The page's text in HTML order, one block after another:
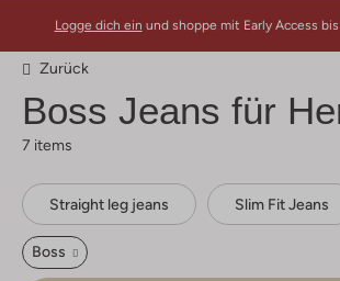
Logge dich ein und shoppe mit Early Access
Zurück
Boss Jeans für
7 items
Straight leg jeans Slim Fit Jeans
Boss